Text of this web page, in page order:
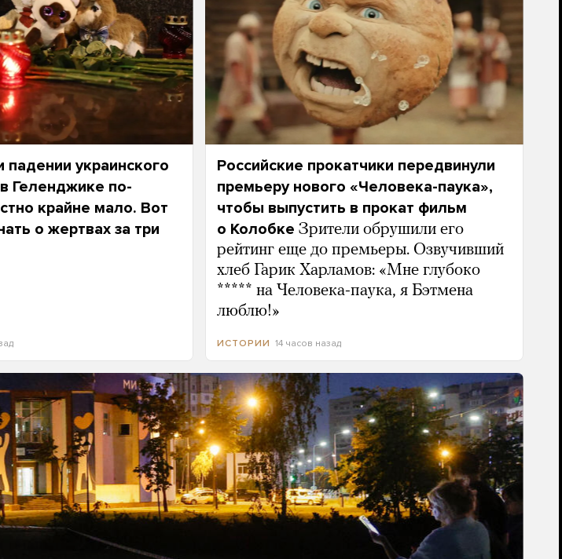
падении украинского
Геленджике по-
крайне мало. Вот
о жертвах за три
Российские прокатчики передвинули
премьеру нового «Человека-паука»,
чтобы выпустить в прокат фильм
о Колобке Зрители обрушили его
рейтинг еще до премьеры. Озвучивший
хлеб Гарик Харламов: «Мне глубоко
***** на Человека-паука, я Бэтмена
люблю!»
ИСТОРИИ 14 часов назад